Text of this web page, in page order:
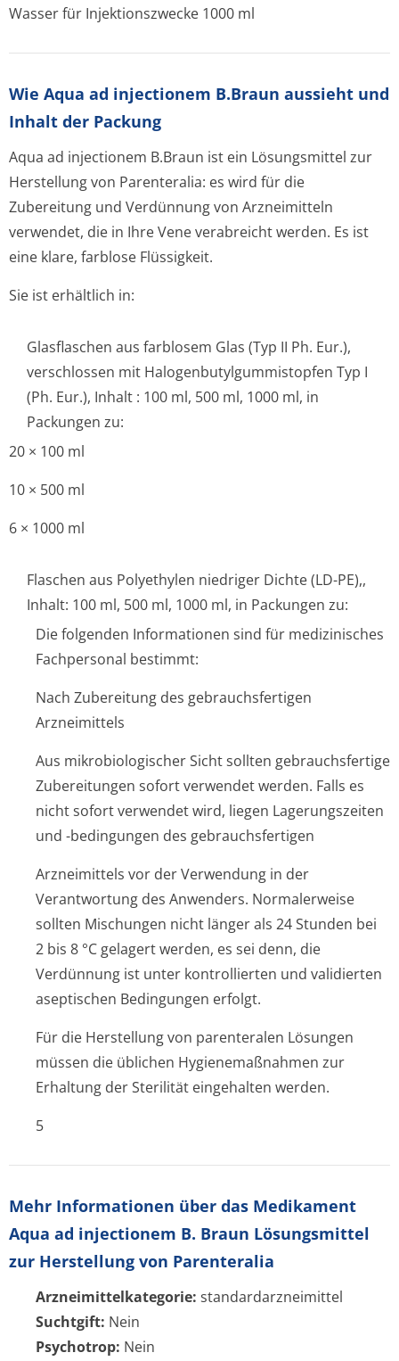
Wasser für Injektionszwecke 1000 ml
Wie Aqua ad injectionem B.Braun aussieht und
Inhalt der Packung
Aqua ad injectionem B.Braun ist ein Lösungsmittel zur
Herstellung von Parenteralia: es wird für die
Zubereitung und Verdünnung von Arzneimitteln
verwendet, die in Ihre Vene verabreicht werden. Es ist
eine klare, farblose Flüssigkeit.
Sie ist erhältlich in:
Glasflaschen aus farblosem Glas (Typ II Ph. Eur.),
verschlossen mit Halogenbutylgum­mistopfen Typ I
(Ph. Eur.), Inhalt : 100 ml, 500 ml, 1000 ml, in
Packungen zu:
20 × 100 ml
10 × 500 ml
6 × 1000 ml
Flaschen aus Polyethylen niedriger Dichte (LD-PE),,
Inhalt: 100 ml, 500 ml, 1000 ml, in Packungen zu:
Die folgenden Informationen sind für medizinisches
Fachpersonal bestimmt:
Nach Zubereitung des gebrauchsfertigen
Arzneimittels
Aus mikrobiologischer Sicht sollten gebrauchsfertige
Zubereitungen sofort verwendet werden. Falls es
nicht sofort verwendet wird, liegen Lagerungszeiten
und -bedingungen des gebrauchsfertigen
Arzneimittels vor der Verwendung in der
Verantwortung des Anwenders. Normalerweise
sollten Mischungen nicht länger als 24 Stunden bei
2 bis 8 °C gelagert werden, es sei denn, die
Verdünnung ist unter kontrollierten und validierten
aseptischen Bedingungen erfolgt.
Für die Herstellung von parenteralen Lösungen
müssen die üblichen Hygienemaßnahmen zur
Erhaltung der Sterilität eingehalten werden.
5
Mehr Informationen über das Medikament
Aqua ad injectionem B. Braun Lösungsmittel
zur Herstellung von Parenteralia
Arzneimittelkategorie: standardarzneimittel
Suchtgift: Nein
Psychotrop: Nein